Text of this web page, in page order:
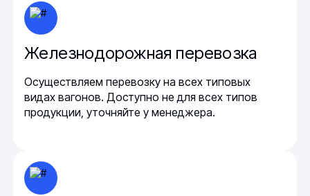
Железнодорожная перевозка
Осуществляем перевозку на всех типовых
видах вагонов. Доступно не для всех типов
продукции, уточняйте у менеджера.